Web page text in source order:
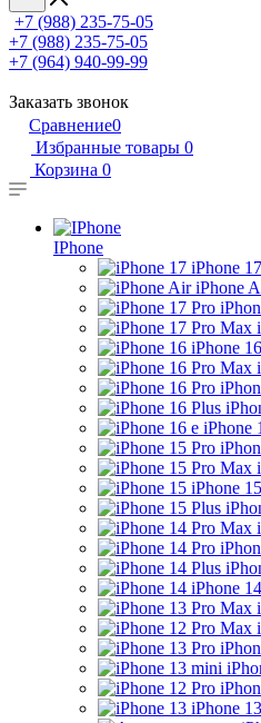
+7 (988) 235-75-05
+7 (988) 235-75-05
+7 (964) 940-99-99
Заказать звонок
Сравнение0
Избранные товары 0
Корзина 0
IPhone
iPhone 17
iPhone
iPhone 16
iPhone
iPhone 15
iPhone 14
iPhone 13